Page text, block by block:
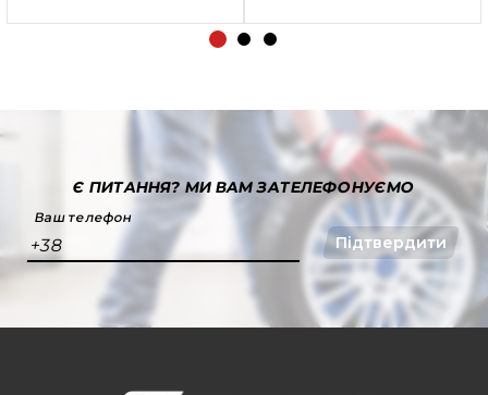
Є ПИТАННЯ?МИ ВАМ ЗАТЕЛЕФОНУЄМО
Ваш телефон
+38 Підтвердити